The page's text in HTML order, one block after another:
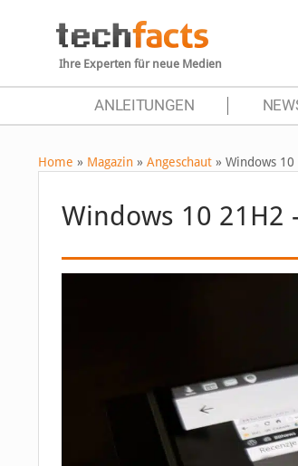
Ihre Experten für neue Medien
ANLEITUNGEN
Home » Magazin » Angeschaut » Windows
Windows 10 21H2